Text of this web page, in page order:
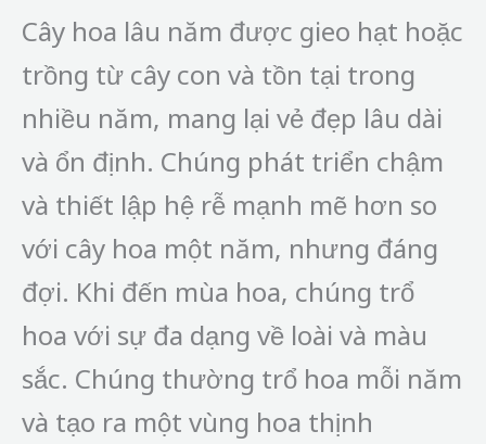
Cây hoa lâu năm được gieo hạt hoặc
trồng từ cây con và tồn tại trong
nhiều năm, mang lại vẻ đẹp lâu dài
và ổn định. Chúng phát triển chậm
và thiết lập hệ rễ mạnh mẽ hơn so
với cây hoa một năm, nhưng đáng
đợi. Khi đến mùa hoa, chúng trổ
hoa với sự đa dạng về loài và màu
sắc. Chúng thường trổ hoa mỗi năm
và tạo ra một vùng hoa thịnh